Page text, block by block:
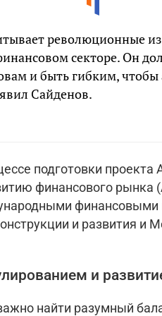
революционные
секторе. Он
и быть гибким, чтобы
Сайденов.
подготовки проекта
финансового рынка
финансовыми
и развития
и
найти разумный